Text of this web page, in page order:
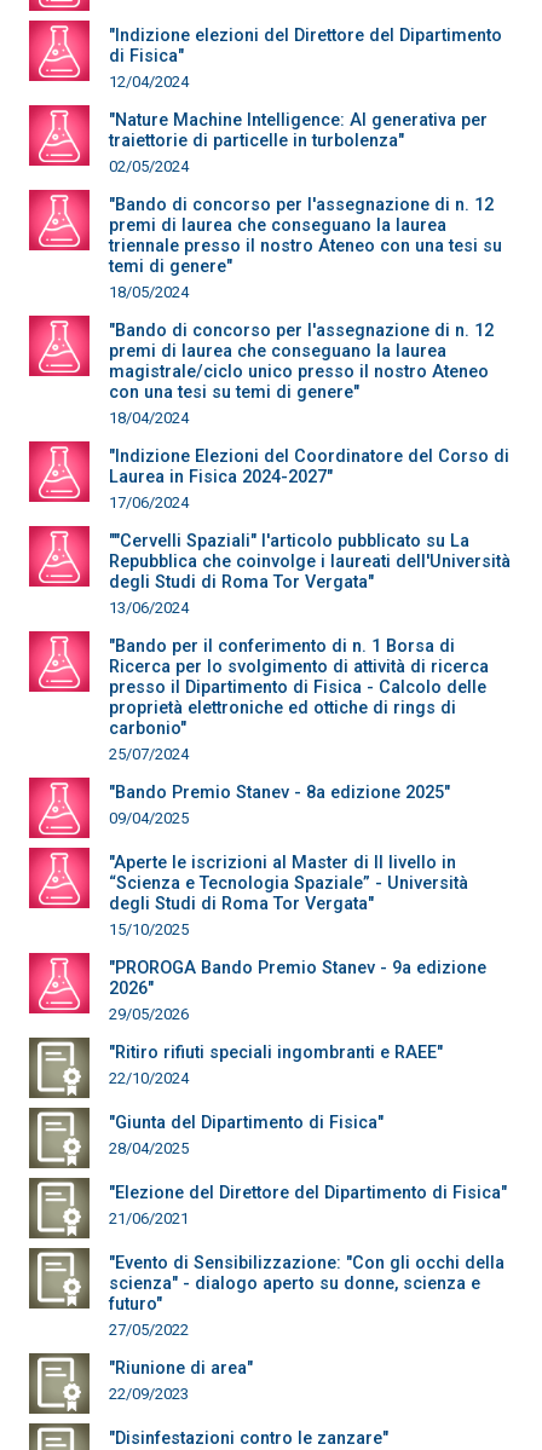
"Indizione elezioni del Direttore del Dipartimento
di Fisica"
12/04/2024
"Nature Machine Intelligence: AI generativa per
traiettorie di particelle in turbolenza"
02/05/2024
"Bando di concorso per l'assegnazione di n. 12
premi di laurea che conseguano la laurea
triennale presso il nostro Ateneo con una tesi su
temi di genere"
18/05/2024
"Bando di concorso per l'assegnazione di n. 12
premi di laurea che conseguano la laurea
magistrale/ciclo unico presso il nostro Ateneo
con una tesi su temi di genere"
18/04/2024
"Indizione Elezioni del Coordinatore del Corso di
Laurea in Fisica 2024-2027"
17/06/2024
""Cervelli Spaziali" l'articolo pubblicato su La
Repubblica che coinvolge i laureati dell'Università
degli Studi di Roma Tor Vergata"
13/06/2024
"Bando per il conferimento di n. 1 Borsa di
Ricerca per lo svolgimento di attività di ricerca
presso il Dipartimento di Fisica - Calcolo delle
proprietà elettroniche ed ottiche di rings di
carbonio"
25/07/2024
"Bando Premio Stanev - 8a edizione 2025"
09/04/2025
"Aperte le iscrizioni al Master di II livello in
“Scienza e Tecnologia Spaziale” - Università
degli Studi di Roma Tor Vergata"
15/10/2025
"PROROGA Bando Premio Stanev - 9a edizione
2026"
29/05/2026
"Ritiro rifiuti speciali ingombranti e RAEE"
22/10/2024
"Giunta del Dipartimento di Fisica"
28/04/2025
"Elezione del Direttore del Dipartimento di Fisica"
21/06/2021
"Evento di Sensibilizzazione: "Con gli occhi della
scienza" - dialogo aperto su donne, scienza e
futuro"
27/05/2022
"Riunione di area"
22/09/2023
"Disinfestazioni contro le zanzare"